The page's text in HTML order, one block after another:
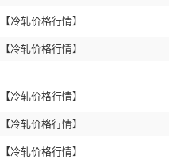
【冷轧价格行情】
【冷轧价格行情】
【冷轧价格行情】
【冷轧价格行情】
【冷轧价格行情】